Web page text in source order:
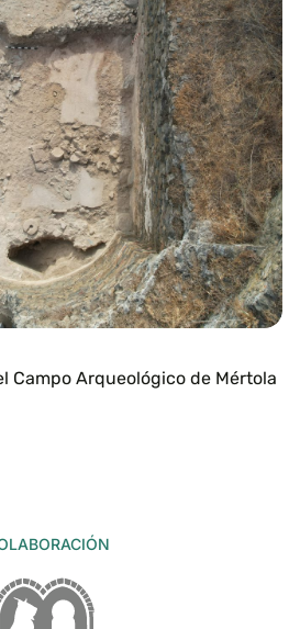
Campo Arqueológico de Mértola